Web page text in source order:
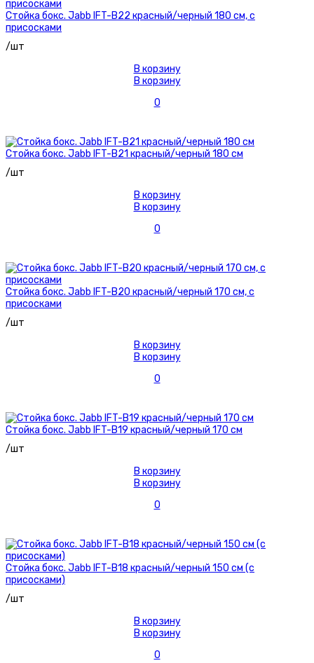
Стойка бокс. Jabb IFT-B22 красный/черный 180 см, с
присосками
/шт
В корзину
В корзину
0
Стойка бокс. Jabb IFT-B21 красный/черный 180 см
/шт
В корзину
В корзину
0
Стойка бокс. Jabb IFT-B20 красный/черный 170 см, с
присосками
/шт
В корзину
В корзину
0
Стойка бокс. Jabb IFT-B19 красный/черный 170 см
/шт
В корзину
В корзину
0
Стойка бокс. Jabb IFT-B18 красный/черный 150 см (с
присосками)
/шт
В корзину
В корзину
0